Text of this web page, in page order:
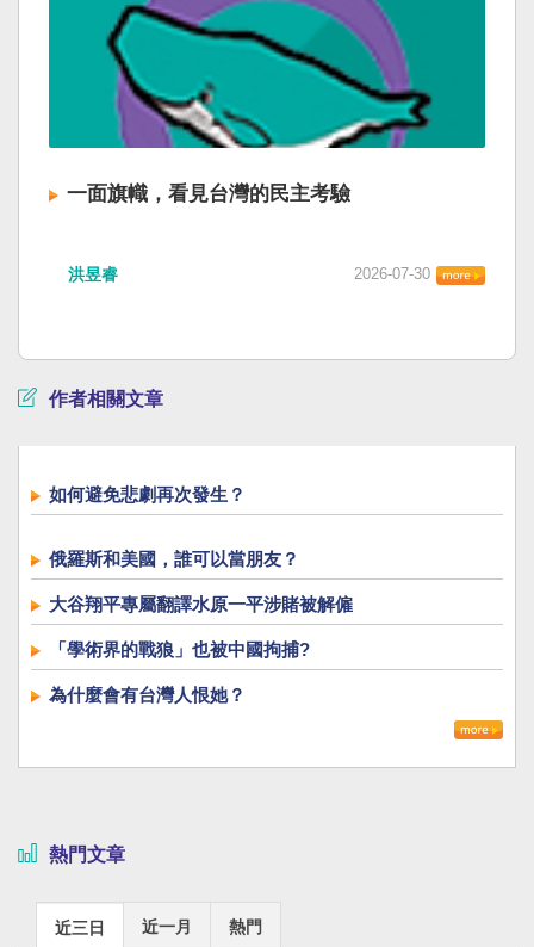
一面旗幟，看見台灣的民主考驗
洪昱睿 2026-07-30
作者相關文章
如何避免悲劇再次發生？
俄羅斯和美國，誰可以當朋友？
大谷翔平專屬翻譯水原一平涉賭被解僱
「學術界的戰狼」也被中國拘捕?
為什麼會有台灣人恨她？
熱門文章
近三日 近一月 熱門